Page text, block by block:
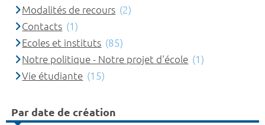
Modalités de recours (2)
Contacts (1)
Ecoles et instituts (85)
Notre politique - Notre projet d'école (1)
Vie étudiante (15)
Par date de création